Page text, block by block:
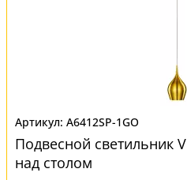
A6412SP-1GO
Подвесной светильник
над столом